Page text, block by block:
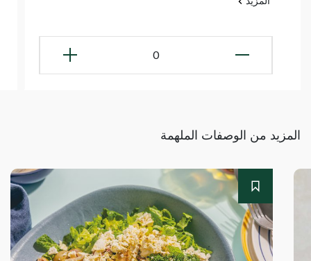
0
المزيد من الوصفات الملهمة